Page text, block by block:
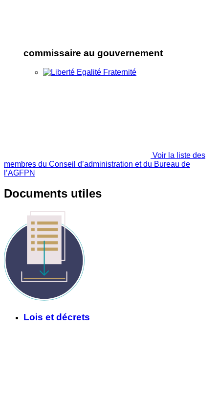
commissaire au gouvernement
Voir la liste des
membres du Conseil d’administration et du Bureau de
l’AGFPN
Documents utiles
Lois et décrets